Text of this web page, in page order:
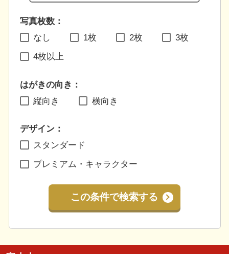
写真枚数：
なし
1枚 2枚 3枚
4枚以上
はがきの向き：
縦向き
横向き
デザイン：
スタンダード
プレミアム・キャラクター
この条件で検索する